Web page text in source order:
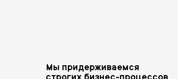
Мы придерживаемся